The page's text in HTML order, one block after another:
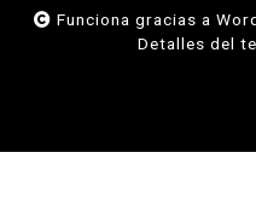
Funciona gracias a
Detalles del